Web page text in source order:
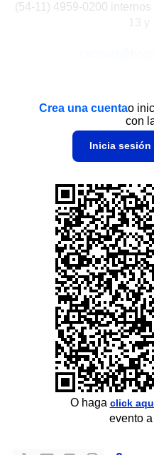
(54-11) 4959-0200
Crea una cuentao
con
Inicia sesión
O haga click
evento